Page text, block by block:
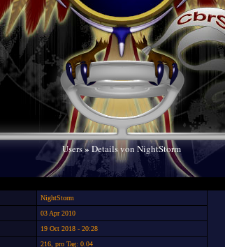
Users»Details von NightStorm
NightStorm
03 Apr 2010
19 Oct 2018 - 20:28
216, pro Tag: 0.04